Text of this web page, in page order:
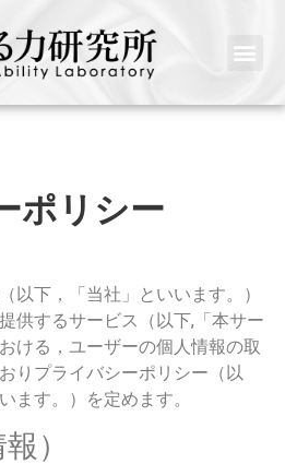
ポリシー
以下，「当社」といいます。）
供するサービス（以下,「本サー
ける，ユーザーの個人情報の取
りプライバシーポリシー（以
ます。）を定めます。
）